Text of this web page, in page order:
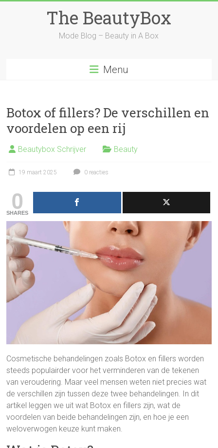
The BeautyBox
Mode Blog – Beauty in A Box
Menu
Botox of fillers? De verschillen en
voordelen op een rij
Beautybox Schrijver Beauty
19 maart 2025 0 reacties
0
SHARES
Cosmetische behandelingen zoals Botox en fillers worden
steeds populairder voor het verminderen van de tekenen
van veroudering. Maar veel mensen weten niet precies wat
de verschillen zijn tussen deze twee behandelingen. In dit
artikel leggen we uit wat Botox en fillers zijn, wat de
voordelen van beide behandelingen zijn, en hoe je een
weloverwogen keuze kunt maken.